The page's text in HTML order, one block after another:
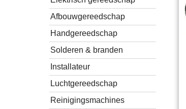
Afbouwgereedschap
Handgereedschap
Solderen & branden
Installateur
Luchtgereedschap
Reinigingsmachines